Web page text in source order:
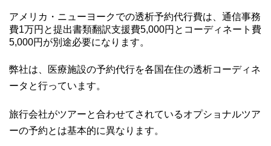
アメリカ・ニューヨークでの透析予約代行費は、通信事務
費1万円と提出書類翻訳支援費5,000円とコーディネート費
5,000円が別途必要になります。
弊社は、医療施設の予約代行を各国在住の透析コーディネ
ータと行っています。
旅行会社がツアーと合わせてされているオプショナルツア
ーの予約とは基本的に異なります。